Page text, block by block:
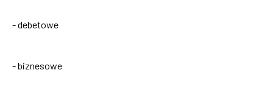
- debetowe
- biznesowe